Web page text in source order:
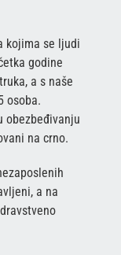
kojima se ljudi
godine
a s naše
osoba.
obezbeđivanju
na crno.
a na